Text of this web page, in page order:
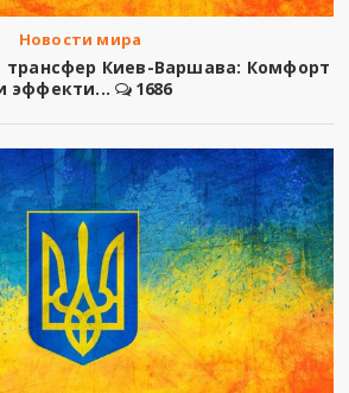
Новости мира
Киев-Варшава: Комфорт
эффекти...
1686